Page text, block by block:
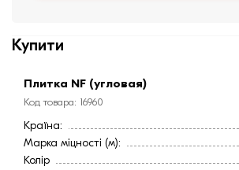
Купити
Плитка NF (угловая)
Код товара: 16960
Країна:
Марка міцності (м):
Колір